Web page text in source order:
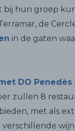
bij hun groep
de
in de gaten
DO
zullen 8
met als